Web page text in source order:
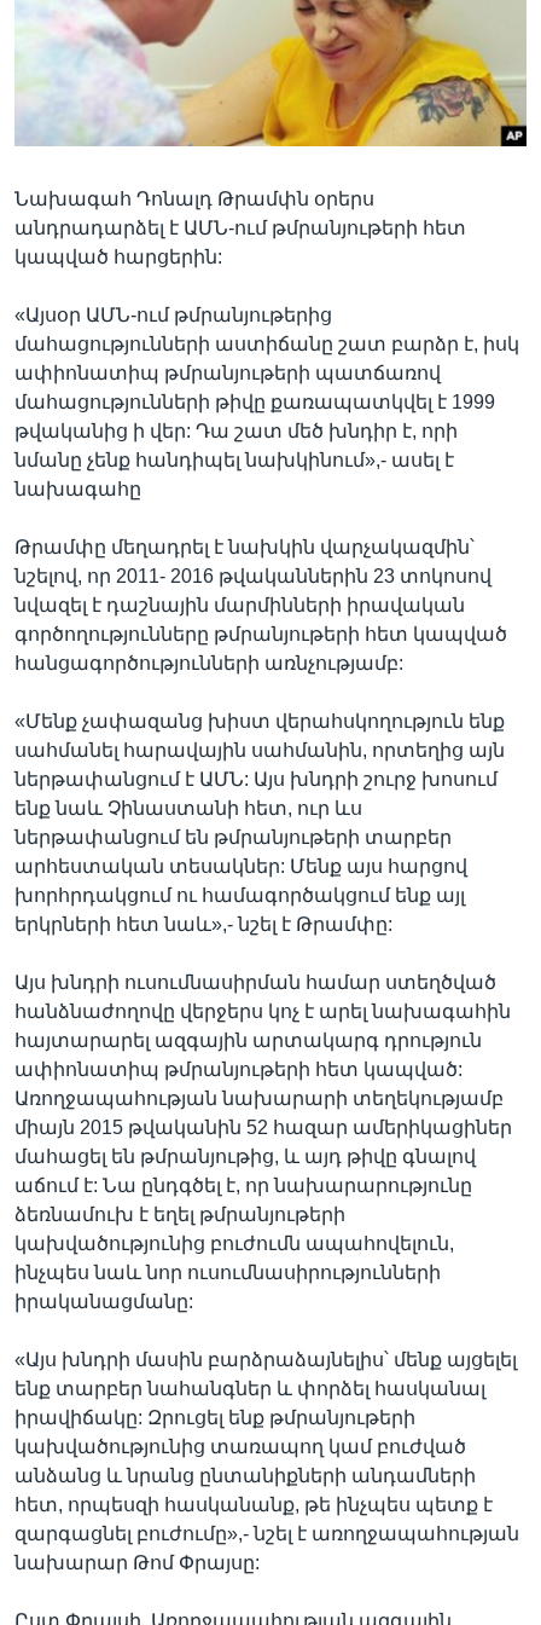
Լեզուներ
Նախագահ Դոնալդ Թրամփն օրերս
անդրադարձել է ԱՄՆ-ում թմրանյութերի հետ
կապված հարցերին:
«Այսօր ԱՄՆ-ում թմրանյութերից
մահացությունների աստիճանը շատ բարձր է, իսկ
ափիոնատիպ թմրանյութերի պատճառով
մահացությունների թիվը քառապատկվել է 1999
թվականից ի վեր: Դա շատ մեծ խնդիր է, որի
նմանը չենք հանդիպել նախկինում»,- ասել է
նախագահը
Թրամփը մեղադրել է նախկին վարչակազմին՝
նշելով, որ 2011- 2016 թվականներին 23 տոկոսով
նվազել է դաշնային մարմինների իրավական
գործողությունները թմրանյութերի հետ կապված
հանցագործությունների առնչությամբ:
«Մենք չափազանց խիստ վերահսկողություն ենք
սահմանել հարավային սահմանին, որտեղից այն
ներթափանցում է ԱՄՆ: Այս խնդրի շուրջ խոսում
ենք նաև Չինաստանի հետ, ուր ևս
ներթափանցում են թմրանյութերի տարբեր
արհեստական տեսակներ: Մենք այս հարցով
խորհրդակցում ու համագործակցում ենք այլ
երկրների հետ նաև»,- նշել է Թրամփը:
Այս խնդրի ուսումնասիրման համար ստեղծված
հանձնաժողովը վերջերս կոչ է արել նախագահին
հայտարարել ազգային արտակարգ դրություն
ափիոնատիպ թմրանյութերի հետ կապված:
Առողջապահության նախարարի տեղեկությամբ
միայն 2015 թվականին 52 հազար ամերիկացիներ
մահացել են թմրանյութից, և այդ թիվը գնալով
աճում է: Նա ընդգծել է, որ նախարարությունը
ձեռնամուխ է եղել թմրանյութերի
կախվածությունից բուժումն ապահովելուն,
ինչպես նաև նոր ուսումնասիրությունների
իրականացմանը:
«Այս խնդրի մասին բարձրաձայնելիս՝ մենք այցելել
ենք տարբեր նահանգներ և փորձել հասկանալ
իրավիճակը: Զրուցել ենք թմրանյութերի
կախվածությունից տառապող կամ բուժված
անձանց և նրանց ընտանիքների անդամների
հետ, որպեսզի հասկանանք, թե ինչպես պետք է
զարգացնել բուժումը»,- նշել է առողջապահության
նախարար Թոմ Փրայսը:
Ըստ Փրայսի, Առողջապահության ազգային